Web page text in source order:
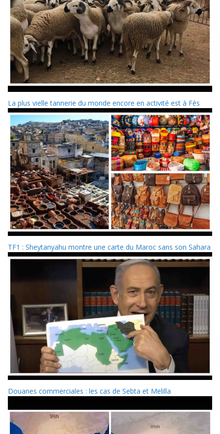
La plus vielle tannerie du monde encore en activité est à Fès
TF1 : Sheytanyahu montre une carte du Maroc sans son Sahara
Douanes commerciales : les cas de Sebta et Melilla